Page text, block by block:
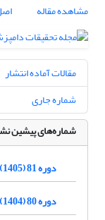
مشاهده مقاله
مقالات آماده انتشار
شماره جاری
شماره‌های پیشین
دوره 81 (1405)
دوره 80 (1404)